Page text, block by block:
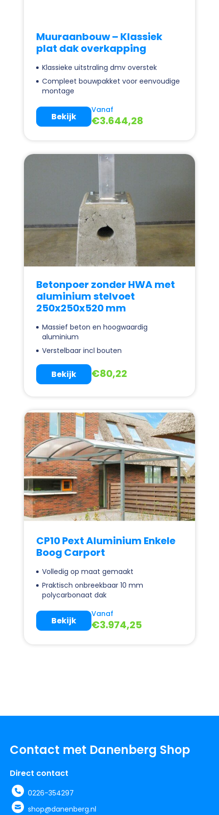
Muuraanbouw – Klassiek
plat dak overkapping
Klassieke uitstraling dmv overstek
Compleet bouwpakket voor eenvoudige
montage
Vanaf
€3.644,28
Bekijk
Betonpoer zonder HWA met
aluminium stelvoet
250x250x520 mm
Massief beton en hoogwaardig
aluminium
Verstelbaar incl bouten
€80,22
Bekijk
CP10 Pext Aluminium Enkele
Boog Carport
Volledig op maat gemaakt
Praktisch onbreekbaar 10 mm
polycarbonaat dak
Vanaf
€3.974,25
Bekijk
Contact met Danenberg Shop
Direct contact
0226-354297
shop@danenberg.nl